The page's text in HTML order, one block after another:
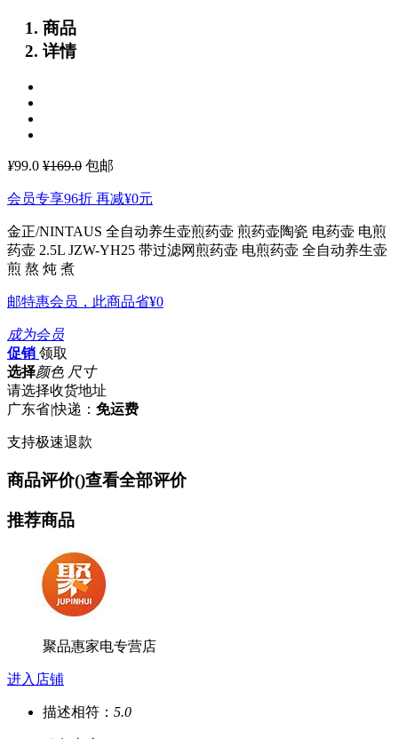
商品
详情
¥99.0 ¥169.0 包邮
会员专享96折 再减¥0元
金正/NINTAUS 全自动养生壶煎药壶 煎药壶陶瓷 电药壶 电煎
药壶 2.5L JZW-YH25 带过滤网煎药壶 电煎药壶 全自动养生壶
煎 熬 炖 煮
邮特惠会员，此商品省¥0
成为会员
促销 领取
选择颜色 尺寸
请选择收货地址
广东省|快递： 免运费
支持极速退款
商品评价()查看全部评价
推荐商品
聚品惠家电专营店
进入店铺
描述相符： 5.0